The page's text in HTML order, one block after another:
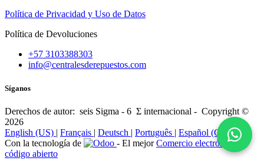
Política de Privacidad y Uso de Datos
Política de Devoluciones
+57 3103388303
info@centralesderepuestos.com
Síganos
Derechos de autor: seis Sigma - 6 Σ internacional - Copyright ©
2026
English (US) | Français | Deutsch | Português | Español (CO)
Con la tecnología de
- El mejorComercio electrónico de
código abierto